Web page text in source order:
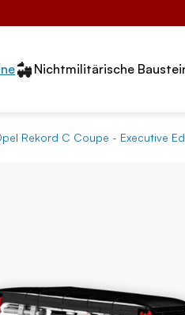
Nichtmilitärische
Rekord C Coupe - Executive